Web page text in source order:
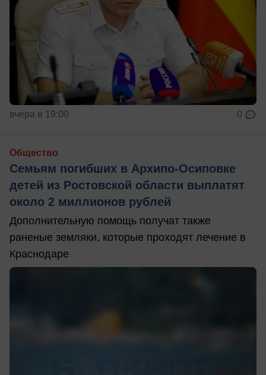
вчера в 19:00 0
Общество
Семьям погибших в Архипо-Осиповке
детей из Ростовской области выплатят
около 2 миллионов рублей
Дополнительную помощь получат также
раненые земляки, которые проходят лечение в
Краснодаре